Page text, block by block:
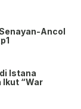
Ancol
Istana
Ikut “War